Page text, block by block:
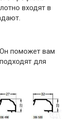
входят в
Он поможет вам
для